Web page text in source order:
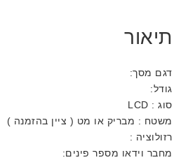
תיאור
דגם מסך:
גודל:
סוג : LCD
משטח : מבריק או מט ( ציין בהזמנה )
רזולוציה :
מחבר וידאו מספר פינים: